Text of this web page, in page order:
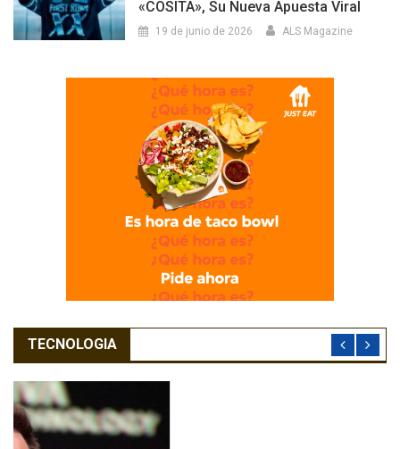
«COSITA», Su Nueva Apuesta Viral
19 de junio de 2026 ALS Magazine
TECNOLOGIA